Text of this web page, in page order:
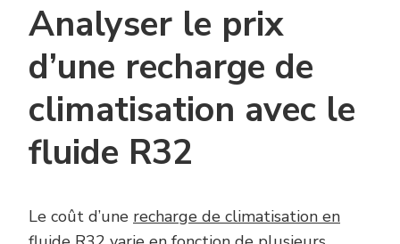
Analyser le prix
d’une recharge de
climatisation avec le
fluide R32
Le coût d’une recharge de climatisation en